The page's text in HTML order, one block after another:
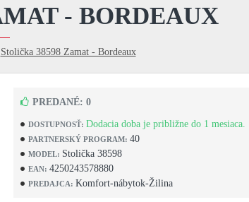
Stolička 38598 Zamat - Bordeaux
- BORDEAUX
DOSTUPNOSŤ: Dodacia doba je približne do 1 mesiaca.
PARTNERSKÝ PROGRAM: 40
MODEL: Stolička 38598
EAN: 4250243578880
PREDAJCA: Komfort-nábytok-Žilina
PREDANÉ: 0